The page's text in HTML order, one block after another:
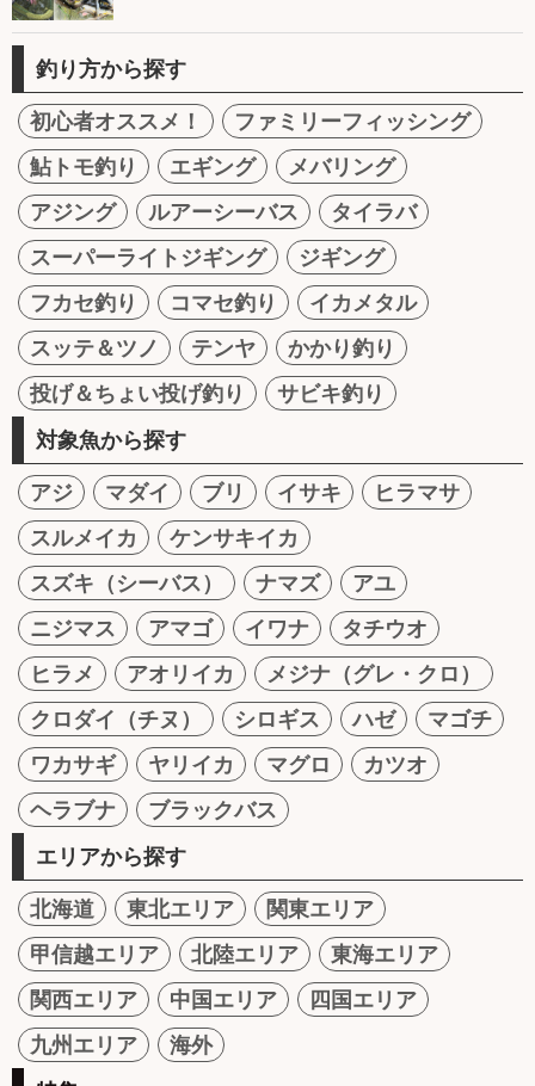
釣り方から探す
初心者オススメ！
ファミリーフィッシング
鮎トモ釣り
エギング
メバリング
アジング
ルアーシーバス
タイラバ
スーパーライトジギング
ジギング
フカセ釣り
コマセ釣り
イカメタル
スッテ＆ツノ
テンヤ
かかり釣り
投げ＆ちょい投げ釣り
サビキ釣り
対象魚から探す
アジ マダイ ブリ イサキ
ヒラマサ
スルメイカ
ケンサキイカ
スズキ（シーバス）
ナマズ
アユ
ニジマス
アマゴ イワナ
タチウオ
ヒラメ
アオリイカ
メジナ（グレ・クロ）
クロダイ（チヌ）
シロギス ハゼ
マゴチ
ワカサギ
ヤリイカ マグロ
カツオ
ヘラブナ
ブラックバス
エリアから探す
北海道 東北エリア
関東エリア
甲信越エリア
北陸エリア
東海エリア
関西エリア
中国エリア
四国エリア
九州エリア
海外